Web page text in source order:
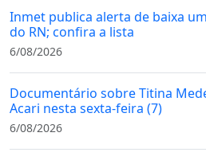
Inmet publica alerta de baixa
do RN; confira a lista
6/08/2026
Documentário sobre Titina
Acari nesta sexta-feira (7)
6/08/2026